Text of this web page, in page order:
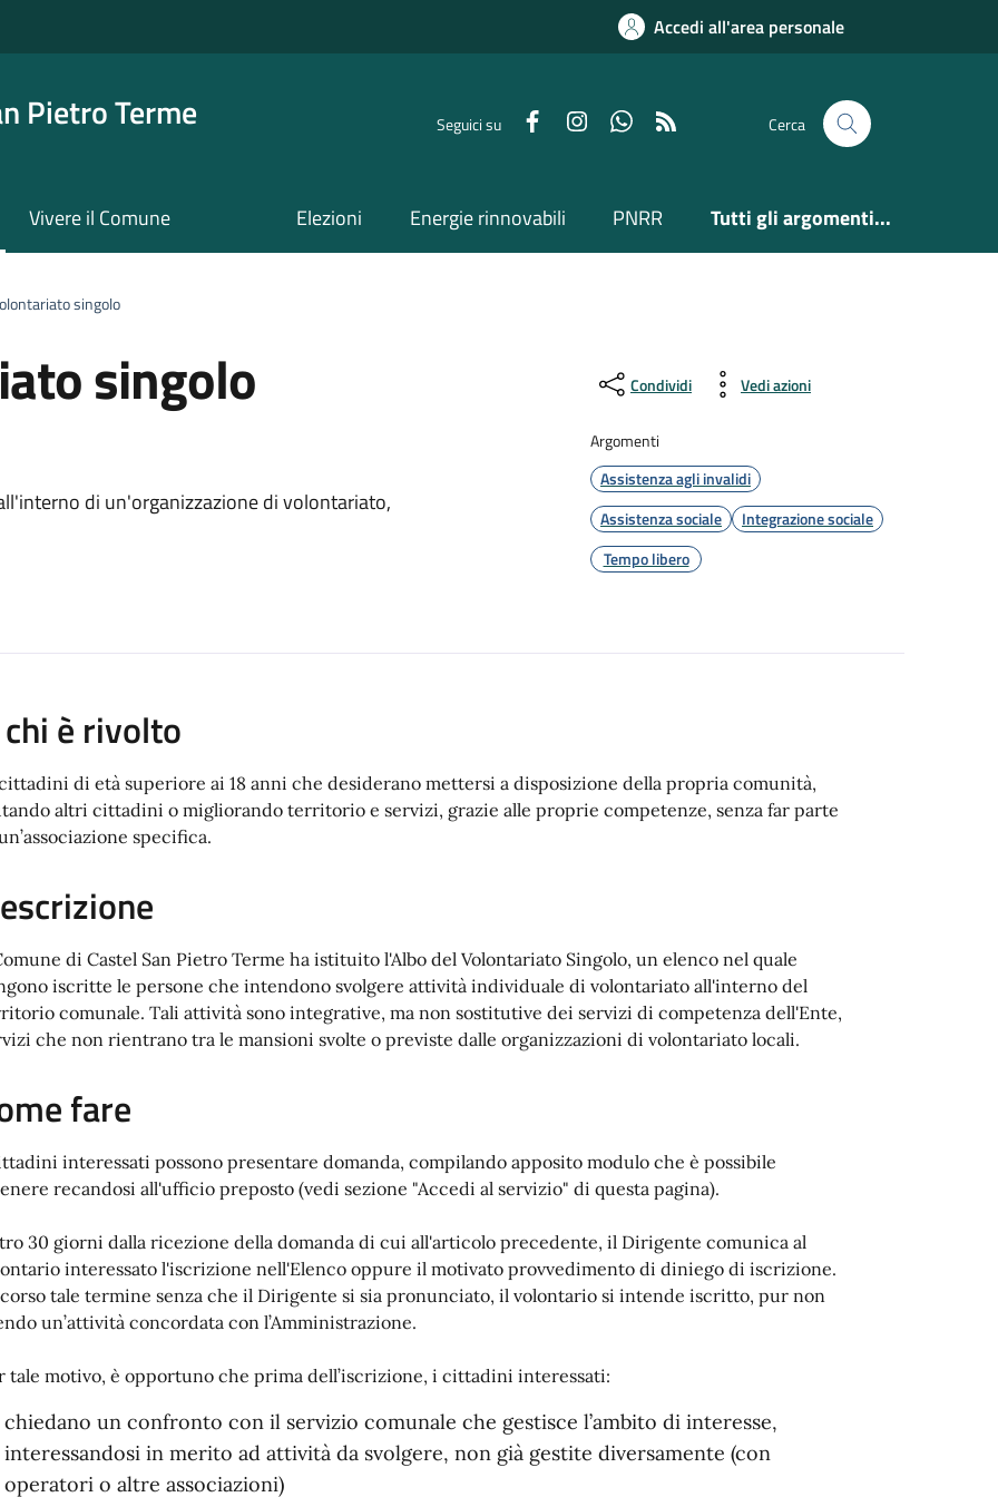
Accedi all'area personale
Pietro Terme Seguici su FacebookInstagramWhatsapp Cerca
Vivere il Comune Elezioni Energie rinnovabili PNRR Tutti gli argomenti...
singolo
singolo
di un'organizzazione di volontariato,
Condividi Vedi azioni
Argomenti
Assistenza agli invalidi
Assistenza sociale
Integrazione sociale
Tempo libero
è rivolto
di età superiore ai 18 anni che desiderano mettersi a disposizione della propria comunità,
altri cittadini o migliorando territorio e servizi, grazie alle proprie competenze, senza far parte
specifica.
di Castel San Pietro Terme ha istituito l'Albo del Volontariato Singolo, un elenco nel quale
iscritte le persone che intendono svolgere attività individuale di volontariato all'interno del
comunale. Tali attività sono integrative, ma non sostitutive dei servizi di competenza dell'Ente,
che non rientrano tra le mansioni svolte o previste dalle organizzazioni di volontariato locali.
fare
interessati possono presentare domanda, compilando apposito modulo che è possibile
recandosi all'ufficio preposto (vedi sezione "Accedi al servizio" di questa pagina).
30 giorni dalla ricezione della domanda di cui all'articolo precedente, il Dirigente comunica al
interessato l'iscrizione nell'Elenco oppure il motivato provvedimento di diniego di iscrizione.
tale termine senza che il Dirigente si sia pronunciato, il volontario si intende iscritto, pur non
un’attività concordata con l’Amministrazione.
tale motivo, è opportuno che prima dell’iscrizione, i cittadini interessati:
chiedano un confronto con il servizio comunale che gestisce l’ambito di interesse,
interessandosi in merito ad attività da svolgere, non già gestite diversamente (con
operatori o altre associazioni)